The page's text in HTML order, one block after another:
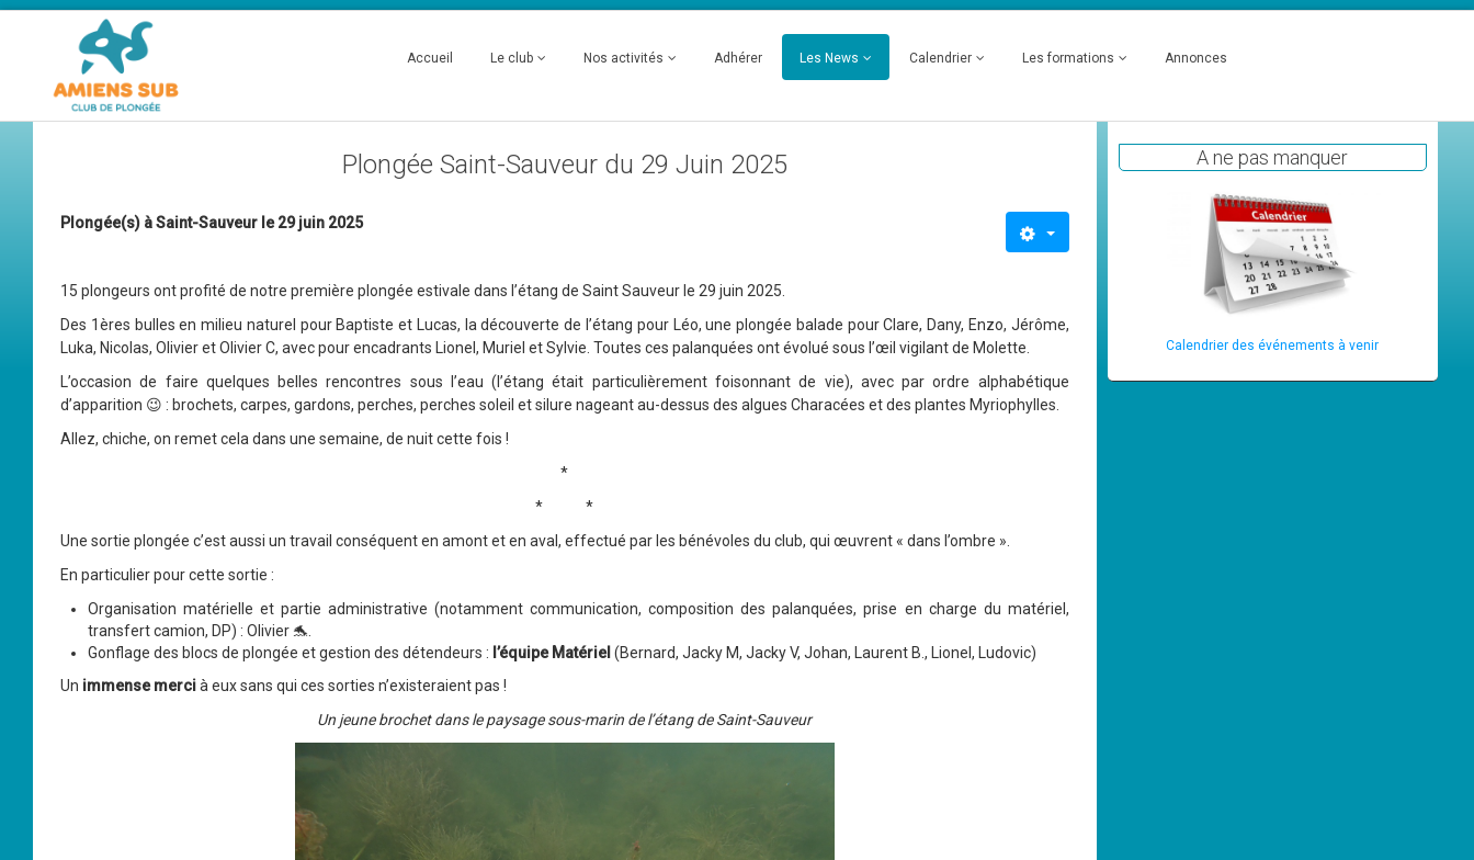
Accueil Le club Nos activités Adhérer Les News Calendrier Les formations Annonces
Plongée Saint-Sauveur du 29 Juin 2025
Plongée(s) à Saint-Sauveur le 29 juin 2025
15 plongeurs ont profité de notre première plongée estivale dans l’étang de Saint Sauveur le 29 juin 2025.
Des 1ères bulles en milieu naturel pour Baptiste et Lucas, la découverte de l’étang pour Léo, une plongée balade pour Clare, Dany, Enzo, Jérôme,
Luka, Nicolas, Olivier et Olivier C, avec pour encadrants Lionel, Muriel et Sylvie. Toutes ces palanquées ont évolué sous l’œil vigilant de Molette.
L’occasion de faire quelques belles rencontres sous l’eau (l’étang était particulièrement foisonnant de vie), avec par ordre alphabétique
d’apparition 😉 : brochets, carpes, gardons, perches, perches soleil et silure nageant au-dessus des algues Characées et des plantes Myriophylles.
Allez, chiche, on remet cela dans une semaine, de nuit cette fois !
*
* *
Une sortie plongée c’est aussi un travail conséquent en amont et en aval, effectué par les bénévoles du club, qui œuvrent « dans l’ombre ».
En particulier pour cette sortie :
Organisation matérielle et partie administrative (notamment communication, composition des palanquées, prise en charge du matériel,
transfert camion, DP) : Olivier 🐬
Gonflage des blocs de plongée et gestion des détendeurs : l’équipe Matériel (Bernard, Jacky M, Jacky V, Johan, Laurent B., Lionel, Ludovic)
Un immense mercià eux sans qui ces sorties n’existeraient pas !
Un jeune brochet dans le paysage sous-marin de l’étang de Saint-Sauveur
A ne pas manquer
Calendrier des événements à venir